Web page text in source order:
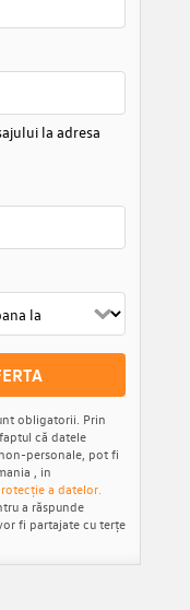
la adresa
obligatorii. Prin
că datele
personale, pot fi
, in
a datelor.
a răspunde
fi partajate cu terțe